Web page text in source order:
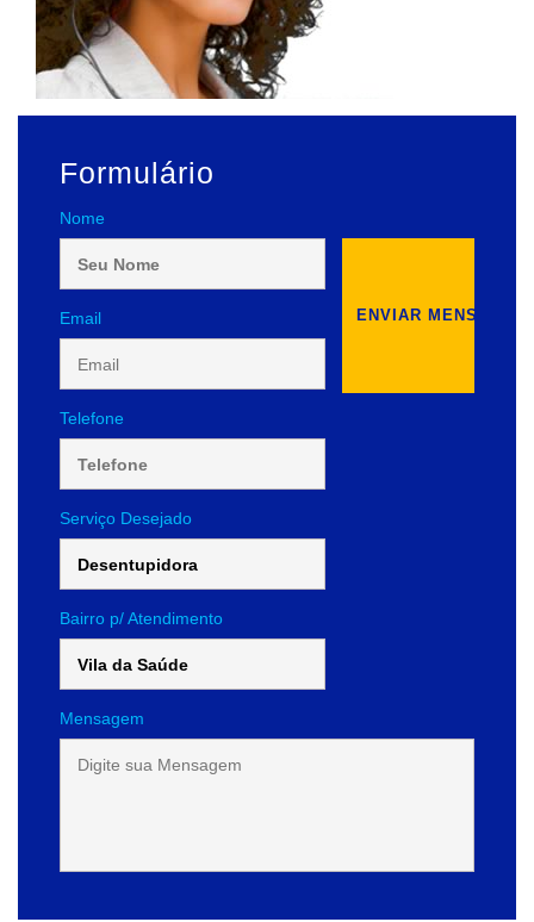
Formulário
Nome
Email
Telefone
Serviço Desejado
Bairro p/ Atendimento
Mensagem